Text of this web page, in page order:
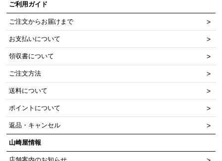
ご利用ガイド
ご注文からお届けまで
お支払いについて
領収書について
ご注文方法
送料について
ポイントについて
返品・キャンセル
山崎屋情報